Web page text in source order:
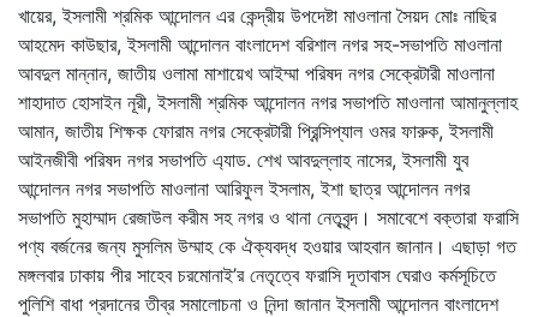
খায়ের, ইসলামী শ্রমিক আন্দোলন এর কেন্দ্রীয় উপদেষ্টা মাওলানা সৈয়দ মোঃ নাছির
আহমেদ কাউছার, ইসলামী আন্দোলন বাংলাদেশ বরিশাল নগর সহ-সভাপতি মাওলানা
আবদুল মান্নান, জাতীয় ওলামা মাশায়েখ আইম্মা পরিষদ নগর সেক্রেটারী মাওলানা
শাহাদাত হোসাইন নূরী, ইসলামী শ্রমিক আন্দোলন নগর সভাপতি মাওলানা আমানুল্লাহ
আমান, জাতীয় শিক্ষক ফোরাম নগর সেক্রেটারী প্রিন্সিপ্যাল ওমর ফারুক, ইসলামী
আইনজীবী পরিষদ নগর সভাপতি এ্যাড. শেখ আবদুল্লাহ নাসের, ইসলামী যুব
আন্দোলন নগর সভাপতি মাওলানা আরিফুল ইসলাম, ইশা ছাত্র আন্দোলন নগর
সভাপতি মুহাম্মাদ রেজাউল করীম সহ নগর ও থানা নেতৃবৃন্দ। সমাবেশে বক্তারা ফরাসি
পণ্য বর্জনের জন্য মুসলিম উম্মাহ কে ঐক্যবদ্ধ হওয়ার আহবান জানান। এছাড়া গত
মঙ্গলবার ঢাকায় পীর সাহেব চরমোনাই’র নেতৃত্বে ফরাসি দূতাবাস ঘেরাও কর্মসূচিতে
পুলিশি বাধা প্রদানের তীব্র সমালোচনা ও নিন্দা জানান ইসলামী আন্দোলন বাংলাদেশ